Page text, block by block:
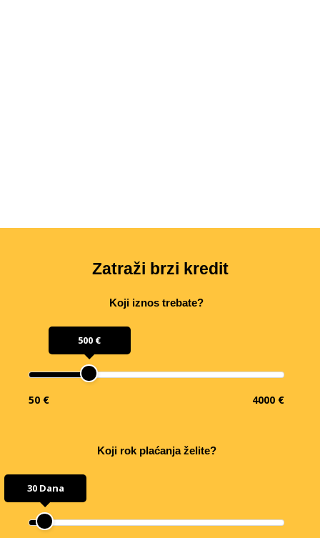
Zatraži brzi kredit
Koji iznos trebate?
500 €
50 € 4000 €
Koji rok plaćanja želite?
30 Dana